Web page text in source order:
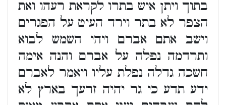
בתוך ויתן איש בתרו לקראת רעהו ואת
הצפר לא בתר וירד העיט על הפגרים
וישב אתם אברם ויהי השמש לבוא
ותרדמה נפלה על אברם והנה אימה
חשכה גדלה נפלת עליו ויאמר לאברם
ידע תדע כי גר יהיה זרעך בארץ לא